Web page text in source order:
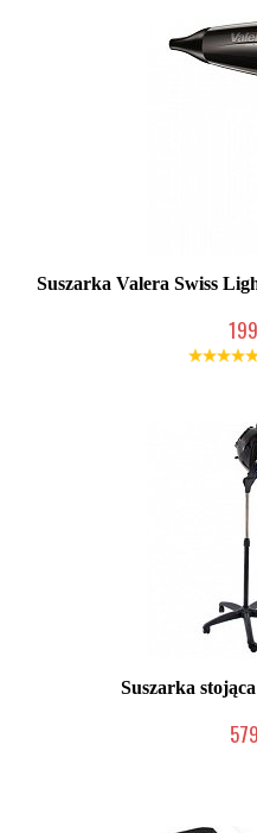
Suszarka Valera Swiss
Mała ilość
Suszarka